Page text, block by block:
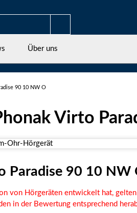
Über uns
90 10 NW O
Virto
Paradise 90 10 NW
von Hörgeräten entwickelt hat,
in der Bewertung entsprechend